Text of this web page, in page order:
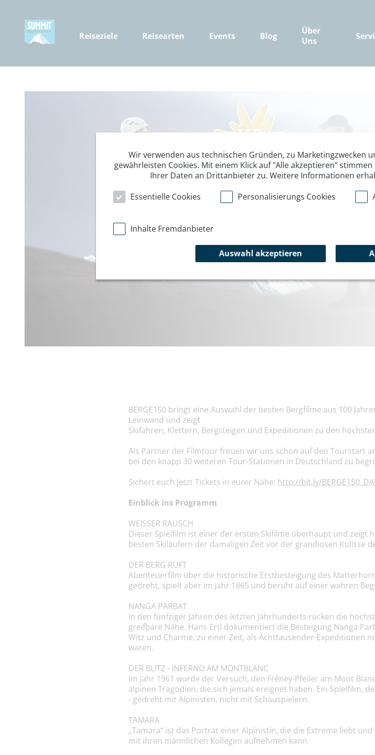
Reiseziele Reisearten Events Blog
Über
Uns
2019
BERGE150 bringt eine Auswahl der besten Bergfilme aus 100
Leinwand und zeigt
Skifahren, Klettern, Bergsteigen und Expeditionen zu den
Als Partner der Filmtour freuen wir uns schon auf den Tourstart
bei den knapp 30 weiteren Tour-Stationen in Deutschland zu
Sichert euch jetzt Tickets in eurer Nähe: http://bit.ly/
Einblick ins Programm
WEISSER RAUSCH
Dieser Spielfilm ist einer der ersten Skifilme überhaupt und zeigt
besten Skiläufern der damaligen Zeit vor der grandiosen Kulisse
DER BERG RUFT
Abenteuerfilm über die historische Erstbesteigung des
gedreht, spielt aber im Jahr 1865 und beruht auf einer wahren
NANGA PARBAT
In den fünfziger Jahren des letzten Jahrhunderts rücken die
greifbare Nähe. Hans Ertl dokumentiert die Besteigung Nanga
Witz und Charme; zu einer Zeit, als Achttausender-Expeditionen
waren.
DER BLITZ - INFERNO AM MONTBLANC
Im Jahr 1961 wurde der Versuch, den Frêney-Pfeiler am Mont
alpinen Tragödien, die sich jemals ereignet haben. Ein Spielfilm,
- gedreht mit Alpinisten, nicht mit Schauspielern.
TAMARA
„Tamara“ ist das Porträt einer Alpinistin, die die Extreme liebt
mit ihren männlichen Kollegen aufnehmen kann.
Wir verwenden aus technischen Gründen, zu Marketingzwecken
gewährleisten Cookies. Mit einem Klick auf "Alle akzeptieren"
Ihrer Daten an Drittanbieter zu. Weitere Informationen
Essentielle Cookies
Personalisierungs Cookies
Inhalte Fremdanbieter
Auswahl akzeptieren